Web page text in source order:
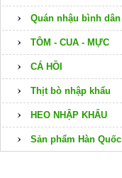
Quán nhậu bình dân
TÔM - CUA - MỰC
CÁ HỒI
Thịt bò nhập khẩu
HEO NHẬP KHẨU
Sản phẩm Hàn Quốc